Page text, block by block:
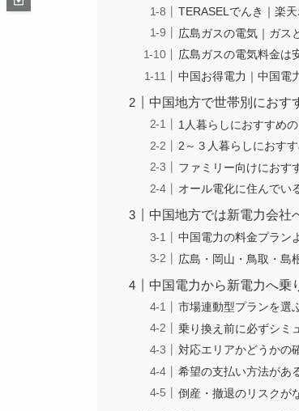
TERASELでんき｜楽
広島ガスの電気｜ガス
広島ガスの電気料金は
中国お得電力｜中国電
中国地方で世帯別におす
1人暮らしにおすすめ
2～３人暮らしにおす
ファミリー向けにおす
オール電化に住んでい
中国地方では新電力会社
中国電力の料金プラン
広島・岡山・鳥取・島
中国電力から新電力へ乗
市場連動型プランを選
乗り換え前に必ずシミ
対応エリアかどうかの
希望の支払い方法があ
倒産・撤退のリスクが